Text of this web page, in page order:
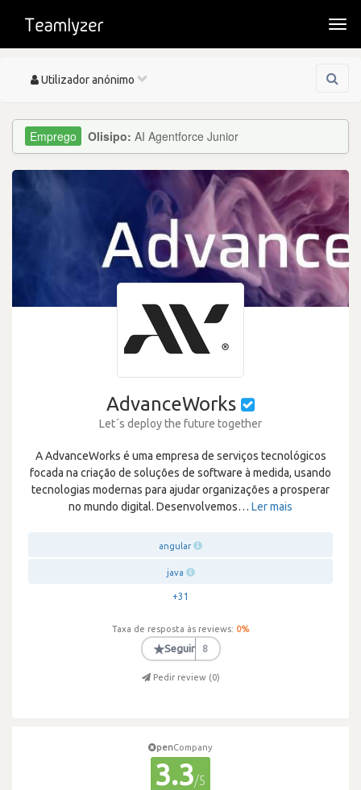
Toggle
Utilizador anónimo
Olisipo: AI Agentforce Junior
AdvanceWorks
Let´s deploy the future together
A AdvanceWorks é uma empresa de serviços tecnológicos
focada na criação de soluções de software à medida, usando
tecnologias modernas para ajudar organizações a prosperar
no mundo digital. Desenvolvemos… Ler mais
angular
java
+31
Taxa de resposta às reviews: 0%
★Seguir 8
Pedir review (0)
penCompany
3.3/5